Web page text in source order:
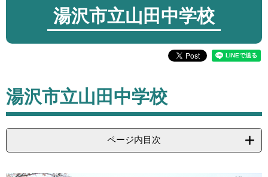
文
湯沢市立山田中学校
文
湯沢市立山田中学校
ページ内目次